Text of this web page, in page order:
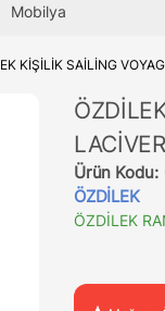
Mobilya
KİŞİLİK SAİLİNG
Ürün Kodu:
ÖZDİLEK
ÖZDİLEK